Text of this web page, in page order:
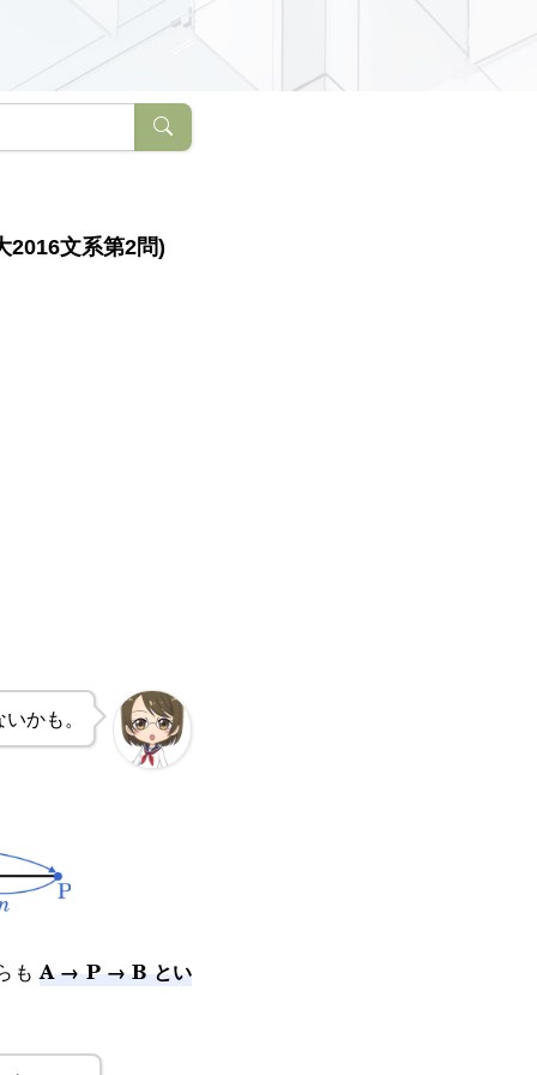
2016文系第2問)
かも。
もA → P → B とい